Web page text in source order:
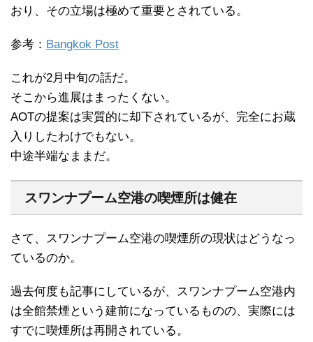
おり、その立場は極めて重要とされている。
参考： Bangkok Post
これが2月中旬の話だ。
そこから進展はまったくない。
AOTの提案は実質的に却下されているが、完全にお蔵
入りしたわけでもない。
中途半端なままだ。
スワンナプーム空港の喫煙所は健在
さて、スワンナプーム空港の喫煙所の現状はどうなっ
ているのか。
過去何度も記事にしているが、スワンナプーム空港内
は全館禁煙という建前になっているものの、実際には
すでに喫煙所は再開されている。